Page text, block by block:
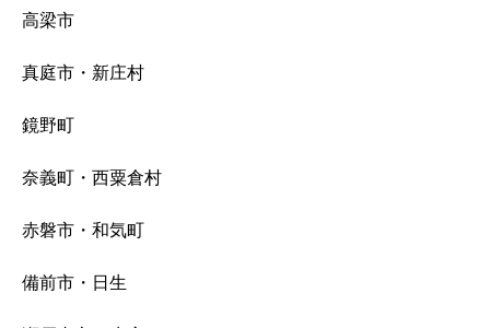
高梁市
真庭市・新庄村
鏡野町
奈義町・西粟倉村
赤磐市・和気町
備前市・日生